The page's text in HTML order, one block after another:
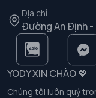
Địa chỉ
Đường An Định -
YODY XIN CHÀO 💖
Chúng tôi luôn quý